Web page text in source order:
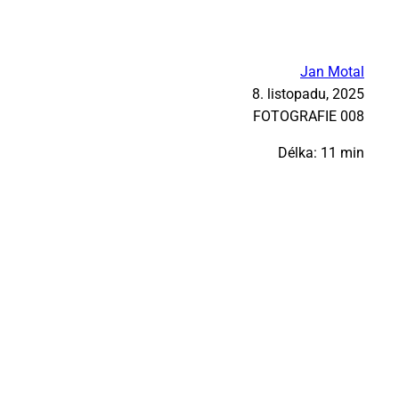
Jan Motal
8. listopadu, 2025
FO­TO­GRA­FIE 008
Délka: 11 min